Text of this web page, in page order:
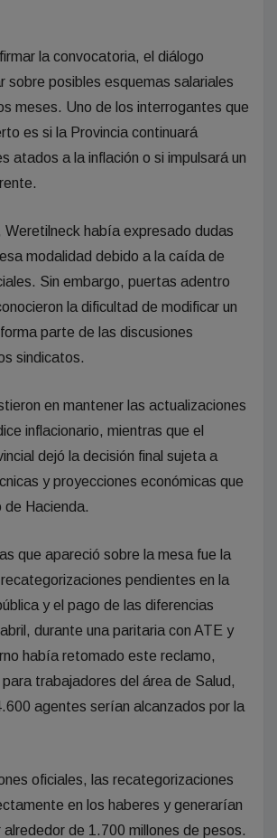
la convocatoria, el diálogo
sobre posibles esquemas salariales
meses. Uno de los interrogantes que
es si la Provincia continuará
atados a la inflación o si impulsará un
Weretilneck había expresado dudas
modalidad debido a la caída de
Sin embargo, puertas adentro
la dificultad de modificar un
parte de las discusiones
sindicatos.
en mantener las actualizaciones
inflacionario, mientras que el
dejó la decisión final sujeta a
y proyecciones económicas que
de Hacienda.
que apareció sobre la mesa fue la
pendientes en la
y el pago de las diferencias
durante una paritaria con ATE y
había retomado este reclamo,
trabajadores del área de Salud,
agentes serían alcanzados por la
oficiales, las recategorizaciones
en los haberes y generarían
de 1.700 millones de pesos.